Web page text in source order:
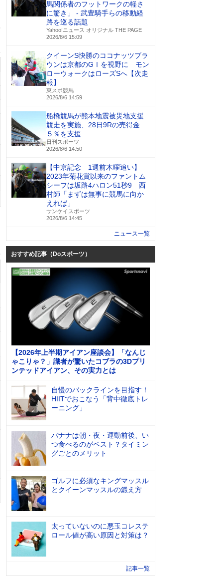
馬関係者のフットワークの軽さ
に驚き」 - 武豊騎手らの移動経
路を巡る話題
Yahoo!ニュース オリジナル THE PAGE
2026/8/6 15:09
クイーンS快勝のココナッツブラ
ウンは京都のGⅠを視野に モン
ローウォークはローズSへ【次走
報】
東スポ競馬
2026/8/6 14:59
船橋競馬が熊本地震被災地支援
競走を実施、28日9Rの売得金
５％を支援
日刊スポーツ
2026/8/6 14:50
【中京記念 1週前木曜追い】
2023年菊花賞以来のファントム
シーフは坂路4ハロン51秒9 西
村師「まずは無事に競馬に向か
えれば」
サンケイスポーツ
2026/8/6 14:45
ニュース一覧
おすすめ記事（Doスポーツ）
【2026年上半期アイアン座談会】「なんじ
ゃこりゃ？」識者が驚いたコブラの3Dプリ
ンテッドアイアン、その実力とは
自慢のバックラインを目指す！
HIITでおこなう「背中徹底トレ
ーニング」
バナナは朝・夜・運動前後、い
つ食べるのがベスト？タイミン
グごとのメリット
ゴルフに必須なキングマッスル
とクイーンマッスルの鍛え方
太っていないのに悪玉コレステ
ロール値が高い原因と対策は？
記事一覧